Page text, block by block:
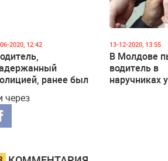
2020, 12:42
ранее был
авто
13-12-2020, 13:55
В Молдове
водитель в
наручниках
через